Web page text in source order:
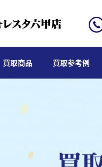
買取商品 買取参考例